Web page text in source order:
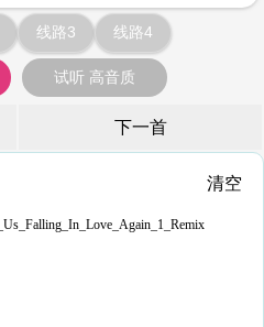
线路3 线路4
试听 高音质
下一首
清空